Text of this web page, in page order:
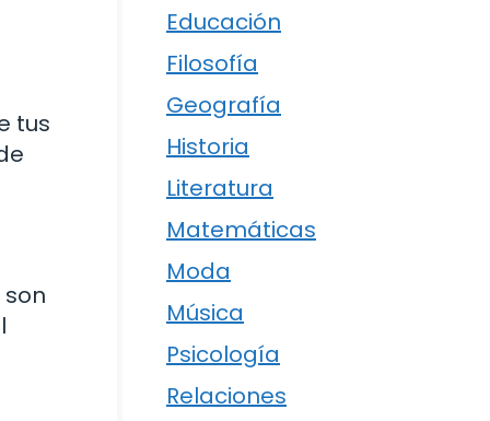
tus
Educación
Filosofía
Geografía
Historia
Literatura
Matemáticas
Moda
Música
Psicología
Relaciones